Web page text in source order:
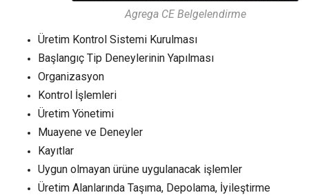
Agrega CE Belgelendirme
Üretim Kontrol Sistemi Kurulması
Başlangıç Tip Deneylerinin Yapılması
Organizasyon
Kontrol İşlemleri
Üretim Yönetimi
Muayene ve Deneyler
Kayıtlar
Uygun olmayan ürüne uygulanacak işlemler
Üretim Alanlarında Taşıma, Depolama, İyileştirme